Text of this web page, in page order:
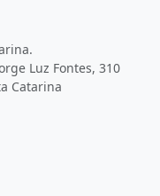
Luz Fontes, 310
Catarina